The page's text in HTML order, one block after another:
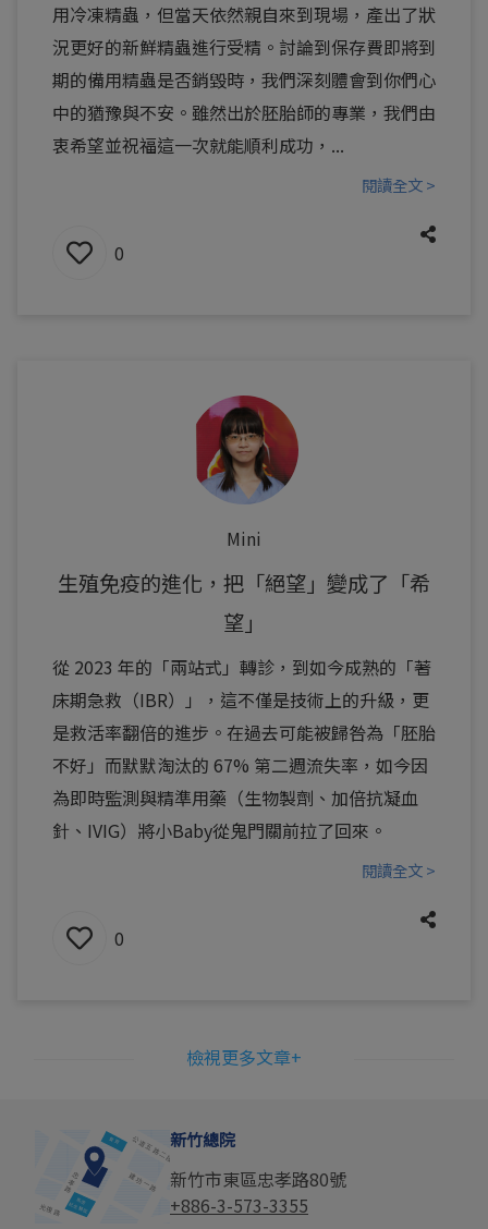
用冷凍精蟲，但當天依然親自來到現場，產出了狀
況更好的新鮮精蟲進行受精。討論到保存費即將到
期的備用精蟲是否銷毀時，我們深刻體會到你們心
中的猶豫與不安。雖然出於胚胎師的專業，我們由
衷希望並祝福這一次就能順利成功，...
閱讀全文 >
0
Mini
生殖免疫的進化，把「絕望」變成了「希
望」
從 2023 年的「兩站式」轉診，到如今成熟的「著
床期急救（IBR）」，這不僅是技術上的升級，更
是救活率翻倍的進步。在過去可能被歸咎為「胚胎
不好」而默默淘汰的 67% 第二週流失率，如今因
為即時監測與精準用藥（生物製劑、加倍抗凝血
針、IVIG）將小Baby從鬼門關前拉了回來。
閱讀全文 >
0
檢視更多文章+
新竹總院
新竹市東區忠孝路80號
+886-3-573-3355